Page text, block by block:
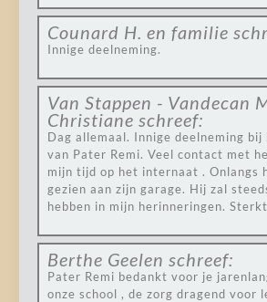
Counard H. en familie
Innige deelneming.
Van Stappen - Vandecan
Christiane schreef:
Dag allemaal. Innige deelneming
van Pater Remi. Veel contact met
mijn tijd op het internaat . Onlangs
gezien aan zijn garage. Hij zal
hebben in mijn herinneringen.
Berthe Geelen schreef:
Pater Remi bedankt voor je
onze school , de zorg dragend voor